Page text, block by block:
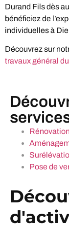
Durand Fils dès
bénéficiez de
individuelles à
Découvrez sur
travaux général
Pose de